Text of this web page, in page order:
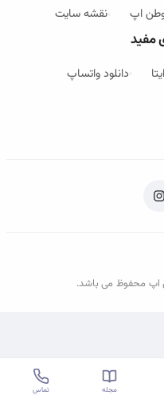
مجله تماس
وطن اپ نقشه سایت
مفید
دانلود واتساپ
اپ محفوظ می باشد.
مجله تماس